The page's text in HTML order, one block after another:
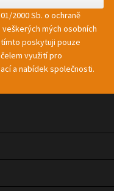
2000 Sb. o ochraně
mých osobních
poskytuji pouze
využití pro
a nabídek společnosti.